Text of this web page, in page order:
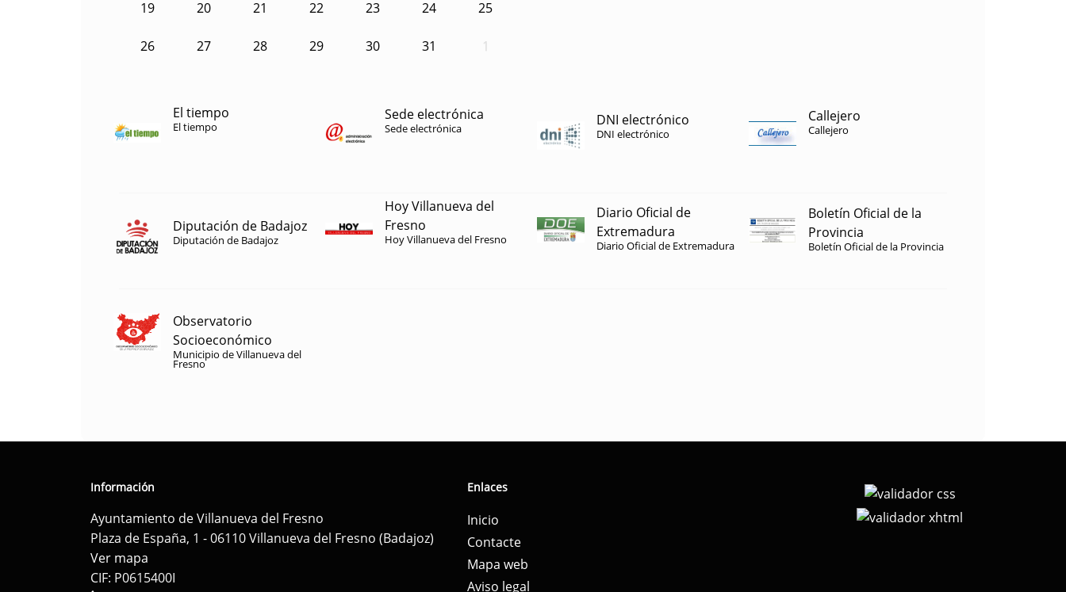
19 20 21 22 23 24 25
26 27 28 29 30 31 1
El tiempo
El tiempo
Sede electrónica
Sede electrónica DNI electrónico
DNI electrónico
Callejero
Callejero
Diputación de Badajoz
Diputación de Badajoz
Hoy Villanueva del
Fresno
Hoy Villanueva del Fresno
Diario Oficial de
Extremadura
Diario Oficial de Extremadura
Boletín Oficial de la
Provincia
Boletín Oficial de la Provincia
Observatorio
Socioeconómico
Municipio de Villanueva del
Fresno
Información
Ayuntamiento de Villanueva del Fresno
Plaza de España, 1 - 06110 Villanueva del Fresno (Badajoz)
Ver mapa
CIF: P0615400I
Enlaces
Inicio
Contacte
Mapa web
Aviso legal